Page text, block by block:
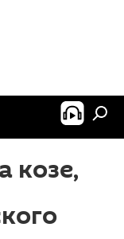
козе,